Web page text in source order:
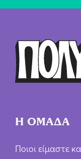
ή
Η ΟΜΑΔΑ
Ποιοι είμαστε